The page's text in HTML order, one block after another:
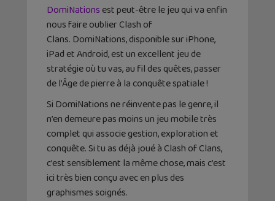
DomiNations est peut-être le jeu qui va enfin
nous faire oublier Clash of
Clans. DomiNations, disponible sur iPhone,
iPad et Android, est un excellent jeu de
stratégie où tu vas, au fil des quêtes, passer
de l’Âge de pierre à la conquête spatiale !
Si DomiNations ne réinvente pas le genre, il
n’en demeure pas moins un jeu mobile très
complet qui associe gestion, exploration et
conquête. Si tu as déjà joué à Clash of Clans,
c’est sensiblement la même chose, mais c’est
ici très bien conçu avec en plus des
graphismes soignés.